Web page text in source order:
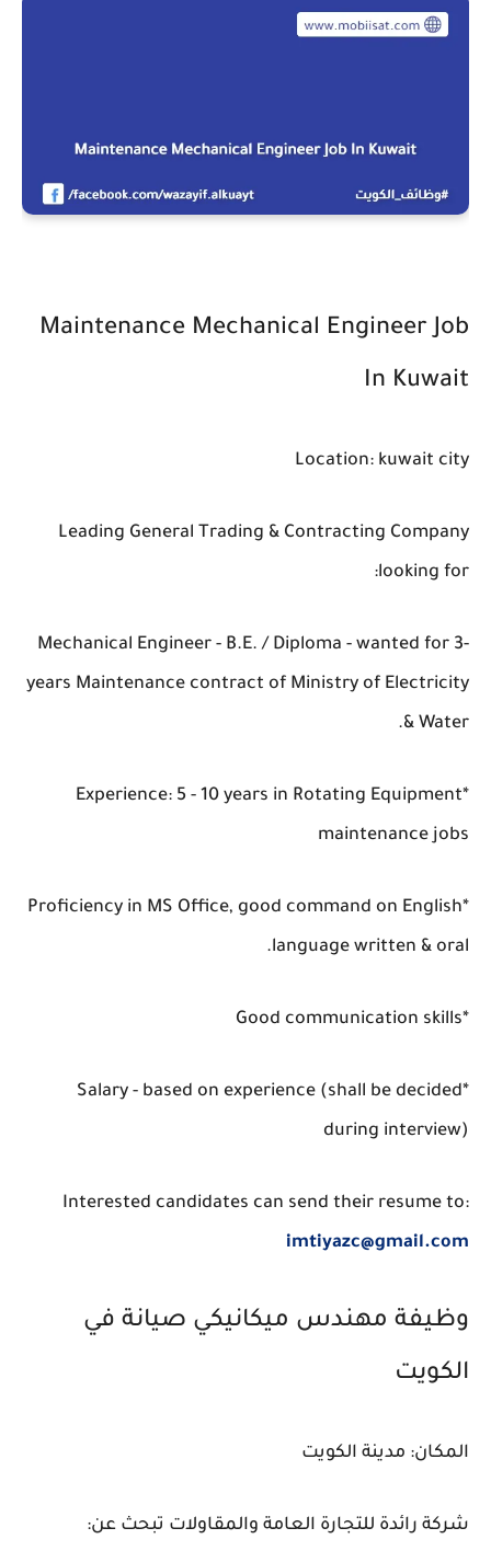
Maintenance Mechanical Engineer Job
In Kuwait
Location: kuwait city
Leading General Trading & Contracting Company
looking for:
Mechanical Engineer - B.E. / Diploma - wanted for 3-
years Maintenance contract of Ministry of Electricity
& Water.
*Experience: 5 - 10 years in Rotating Equipment
maintenance jobs
*Proficiency in MS Office, good command on English
language written & oral.
*Good communication skills
*Salary - based on experience (shall be decided
during interview)
Interested candidates can send their resume to:
imtiyazc@gmail.com
وظيفة مهندس ميكانيكي صيانة في
الكويت
المكان: مدينة الكويت
شركة رائدة للتجارة العامة والمقاولات تبحث عن: